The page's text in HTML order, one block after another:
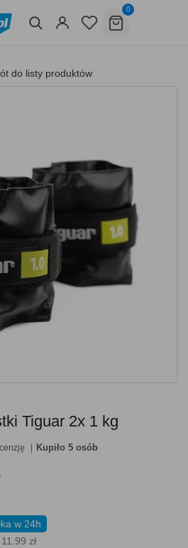
0
do listy produktów
Tiguar 2x 1 kg
Kupiło 5 osób
w 24h
11.99 zł